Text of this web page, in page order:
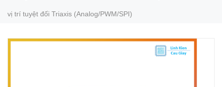
vị trí tuyệt đối Triaxis (Analog/PWM/SPI)